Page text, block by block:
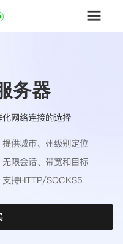
务器
网络连接的选择
提供城市、州级别定位
无限会话、带宽和目标
支持HTTP/SOCKS5